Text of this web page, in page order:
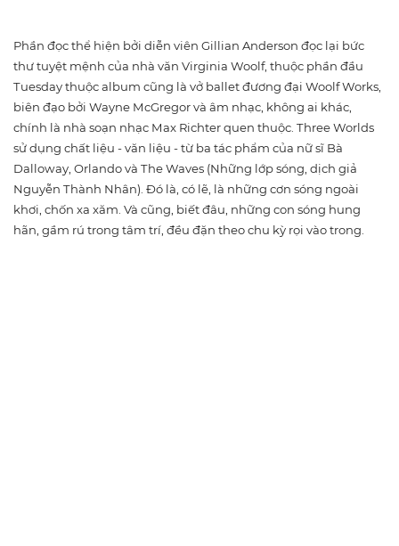
Phần đọc thể hiện bởi diễn viên Gillian Anderson đọc lại bức
thư tuyệt mệnh của nhà văn Virginia Woolf, thuộc phần đầu
Tuesday thuộc album cũng là vở ballet đương đại Woolf Works,
biên đạo bởi Wayne McGregor và âm nhạc, không ai khác,
chính là nhà soạn nhạc Max Richter quen thuộc. Three Worlds
sử dụng chất liệu - văn liệu - từ ba tác phẩm của nữ sĩ Bà
Dalloway, Orlando và The Waves (Những lớp sóng, dịch giả
Nguyễn Thành Nhân). Đó là, có lẽ, là những cơn sóng ngoài
khơi, chốn xa xăm. Và cũng, biết đâu, những con sóng hung
hãn, gầm rú trong tâm trí, đều đặn theo chu kỳ rọi vào trong.